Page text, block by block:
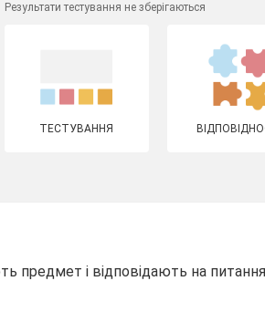
Результати тестування не зберігаються
ТЕСТУВАННЯ
предмет і відповідають на